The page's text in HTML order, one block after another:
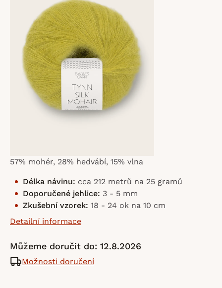
hvězdiček.
Můžeme doručit do: 12.8.2026
Možnosti doručení
57% mohér, 28% hedvábí, 15% vlna
Délka návinu: cca 212 metrů na 25 gramů
Doporučené jehlice: 3 - 5 mm
Zkušební vzorek: 18 - 24 ok na 10 cm
Detailní informace